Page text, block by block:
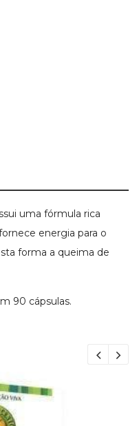
uma fórmula rica
energia para o
forma a queima de
90 cápsulas.